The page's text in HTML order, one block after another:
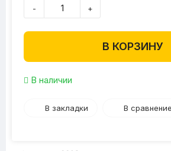
- +
В КОРЗИНУ
В наличии
В закладки В сравнение